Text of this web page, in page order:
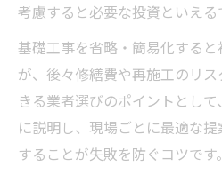
考慮すると必要な投資といえる
基礎工事を省略・簡易化する
が、後々修繕費や再施工のリ
きる業者選びのポイントとし
に説明し、現場ごとに最適な
することが失敗を防ぐコツです。